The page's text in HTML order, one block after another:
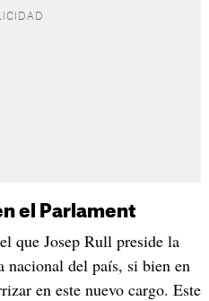
el Parlament
que Josep Rull preside la
nacional del país, si bien en
en este nuevo cargo. Este